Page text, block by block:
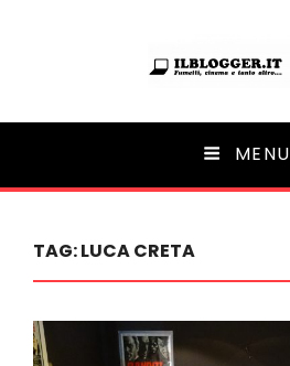
Ilblogger.it
Il portalino di blog | MENU
TAG:LUCA CRETA